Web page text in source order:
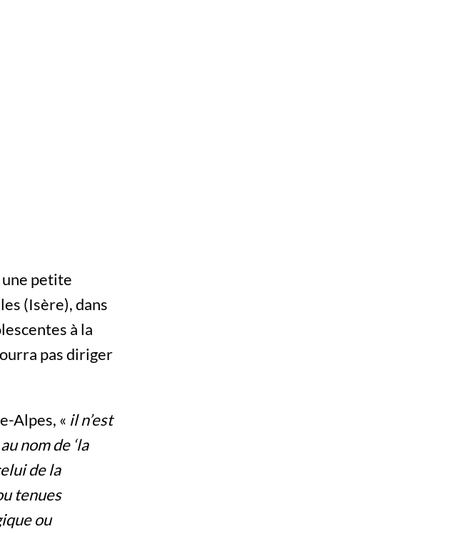
petite
(Isère), dans
à la
pas diriger
Alpes, « il n’est
nom de ‘la
de la
tenues
ou